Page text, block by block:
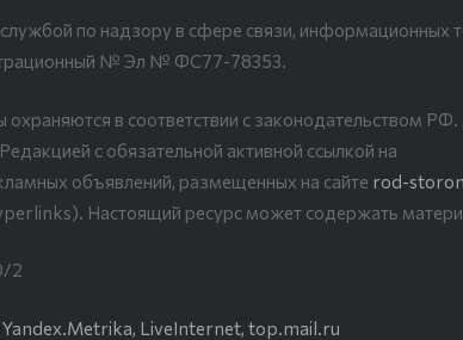
по надзору в сфере связи, информационных
№ Эл № ФС77-78353.
охраняются в соответствии с законодательством
с обязательной активной ссылкой на
объявлений, размещенных на сайте rod-
Настоящий ресурс может содержать
2
Yandex.Metrika, LiveInternet, top.mail.ru